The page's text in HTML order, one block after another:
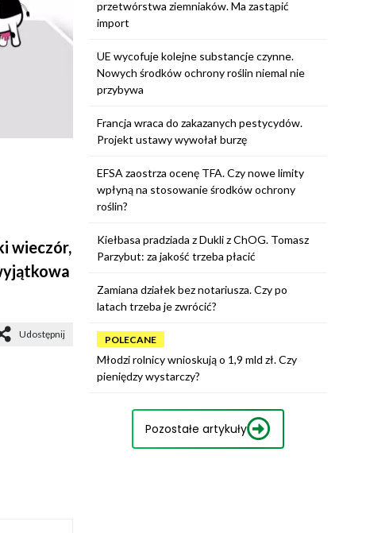
wieczór,
Udostępnij
przetwórstwa ziemniaków. Ma zastąpić
import
UE wycofuje kolejne substancje czynne.
Nowych środków ochrony roślin niemal nie
przybywa
Francja wraca do zakazanych pestycydów.
Projekt ustawy wywołał burzę
EFSA zaostrza ocenę TFA. Czy nowe limity
wpłyną na stosowanie środków ochrony
roślin?
Kiełbasa pradziada z Dukli z ChOG. Tomasz
Parzybut: za jakość trzeba płacić
Zamiana działek bez notariusza. Czy po
latach trzeba je zwrócić?
POLECANE
Młodzi rolnicy wnioskują o 1,9 mld zł. Czy
pieniędzy wystarczy?
Pozostałe artykuły